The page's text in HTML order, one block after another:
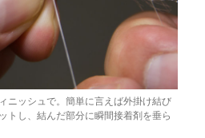
ニッシュで。簡単に言えば外掛け結び
トし、結んだ部分に瞬間接着剤を垂ら